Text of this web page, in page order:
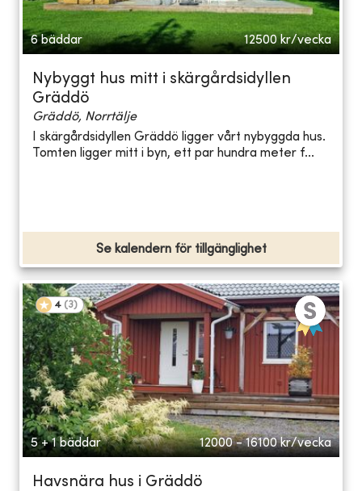
6 bäddar 12500 kr/vecka
Nybyggt hus mitt i skärgårdsidyllen
Gräddö
Gräddö, Norrtälje
I skärgårdsidyllen Gräddö ligger vårt nybyggda hus.
Tomten ligger mitt i byn, ett par hundra meter f...
Se kalendern för tillgänglighet
4 (3)
5 + 1 bäddar 12000 - 16100 kr/vecka
Havsnära hus i Gräddö